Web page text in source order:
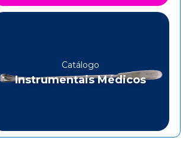
Catálogo
Instrumentais Médicos